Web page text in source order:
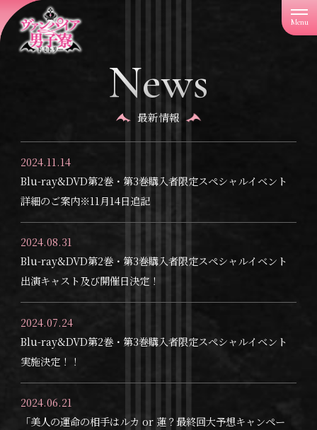
「
ヴ
ァ
ン
News
最新情報
2024.11.14
Blu-ray&DVD第2巻・第3巻購入者限定スペシャルイベント
詳細のご案内※11月14日追記
2024.08.31
Blu-ray&DVD第2巻・第3巻購入者限定スペシャルイベント
出演キャスト及び開催日決定！
2024.07.24
Blu-ray&DVD第2巻・第3巻購入者限定スペシャルイベント
実施決定！！
2024.06.21
「美人の運命の相手はルカ or 蓮？最終回大予想キャンペー